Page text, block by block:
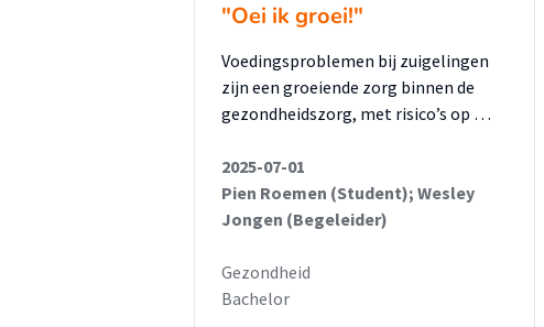
"Oei ik groei!"
Voedingsproblemen bij zuigelingen
zijn een groeiende zorg binnen de
gezondheidszorg, met risico’s op …
2025-07-01
Pien Roemen (Student); Wesley
Jongen (Begeleider)
Gezondheid
Bachelor